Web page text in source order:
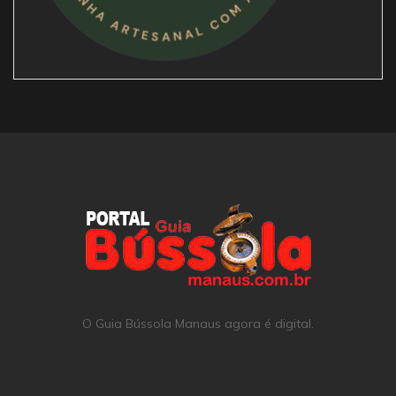
O Guia Bússola Manaus agora é digital.